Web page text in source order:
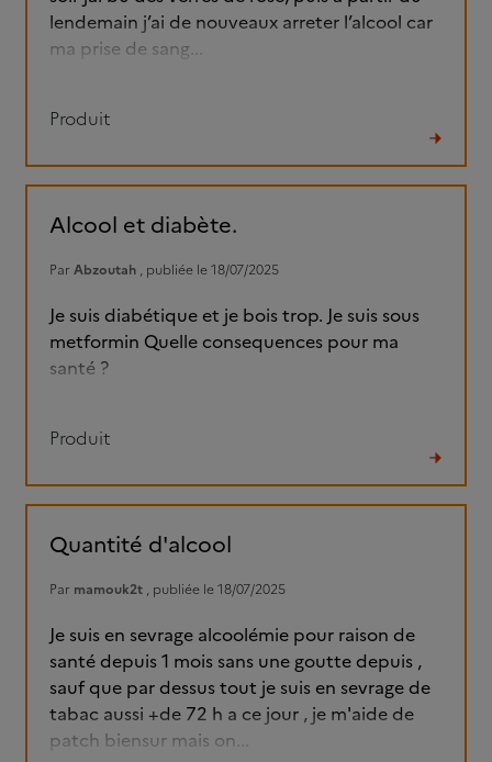
lendemain j’ai de nouveaux arreter l’alcool car
ma prise de sang...
Produit
le
Alcool et diabète.
Par Abzoutah , publiée le 18/07/2025
Je suis diabétique et je bois trop. Je suis sous
metformin Quelle consequences pour ma
santé ?
Produit
le
Quantité d'alcool
Par mamouk2t , publiée le 18/07/2025
Je suis en sevrage alcoolémie pour raison de
santé depuis 1 mois sans une goutte depuis ,
sauf que par dessus tout je suis en sevrage de
tabac aussi +de 72 h a ce jour , je m'aide de
patch biensur mais on...